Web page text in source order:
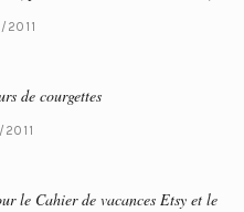
de courgettes
le Cahier de vacances Etsy et le